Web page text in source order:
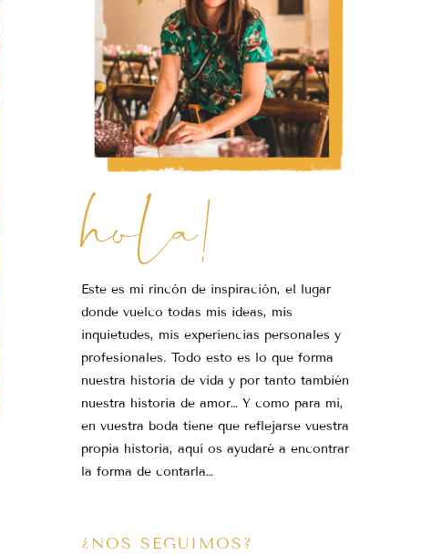
hola!
Este es mi rincón de inspiración, el lugar
donde vuelco todas mis ideas, mis
inquietudes, mis experiencias personales y
profesionales. Todo esto es lo que forma
nuestra historia de vida y por tanto también
nuestra historia de amor… Y como para mi,
en vuestra boda tiene que reflejarse vuestra
propia historia, aquí os ayudaré a encontrar
la forma de contarla…
¿NOS SEGUIMOS?